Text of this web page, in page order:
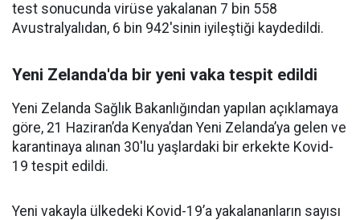
test sonucunda virüse yakalanan 7 bin 558
Avustralyalıdan, 6 bin 942'sinin iyileştiği kaydedildi.
Yeni Zelanda'da bir yeni vaka tespit edildi
Yeni Zelanda Sağlık Bakanlığından yapılan açıklamaya
göre, 21 Haziran’da Kenya’dan Yeni Zelanda’ya gelen ve
karantinaya alınan 30'lu yaşlardaki bir erkekte Kovid-
19 tespit edildi.
Yeni vakayla ülkedeki Kovid-19’a yakalananların sayısı